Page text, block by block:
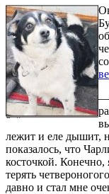
—
лежит и еле дышит,
показалось, что
косточкой. Конечно,
терять
давно и стал мне